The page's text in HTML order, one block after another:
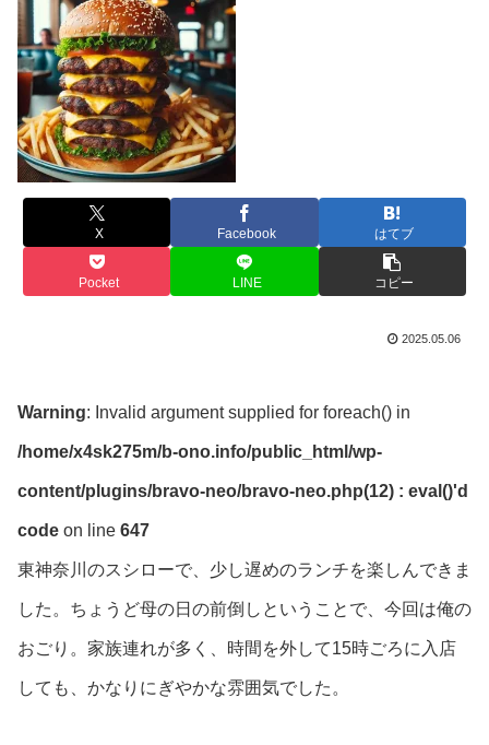
X Facebook はてブ
Pocket LINE コピー
2025.05.06
Warning: Invalid argument supplied for foreach() in
/home/x4sk275m/b-ono.info/public_html/wp-
content/plugins/bravo-neo/bravo-neo.php(12) : eval()'d
code on line 647
東神奈川のスシローで、少し遅めのランチを楽しんできま
した。ちょうど母の日の前倒しということで、今回は俺の
おごり。家族連れが多く、時間を外して15時ごろに入店
しても、かなりにぎやかな雰囲気でした。